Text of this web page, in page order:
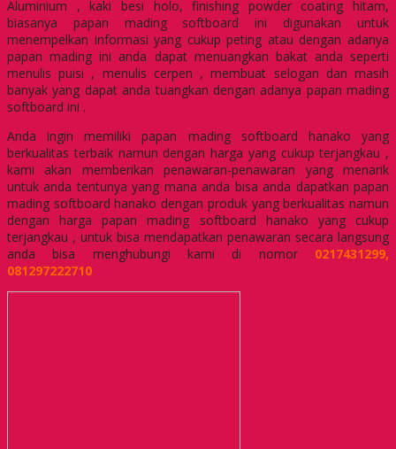
Aluminium , kaki besi holo, finishing powder coating hitam,
biasanya papan mading softboard ini digunakan untuk
menempelkan informasi yang cukup peting atau dengan adanya
papan mading ini anda dapat menuangkan bakat anda seperti
menulis puisi , menulis cerpen , membuat selogan dan masih
banyak yang dapat anda tuangkan dengan adanya papan mading
softboard ini .
Anda ingin memiliki papan mading softboard hanako yang
berkualitas terbaik namun dengan harga yang cukup terjangkau ,
kami akan memberikan penawaran-penawaran yang menarik
untuk anda tentunya yang mana anda bisa anda dapatkan papan
mading softboard hanako dengan produk yang berkualitas namun
dengan harga papan mading softboard hanako yang cukup
terjangkau , untuk bisa mendapatkan penawaran secara langsung
anda bisa menghubungi kami di nomor 0217431299,
081297222710